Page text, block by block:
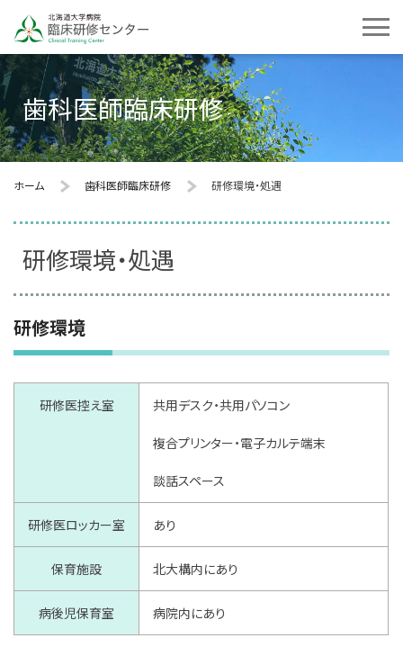
歯科医師臨床研修
ホーム 歯科医師臨床研修 研修環境・処遇
研修環境・処遇
研修環境
研修医控え室 共用デスク・共用パソコン
複合プリンター・電子カルテ端末
談話スペース
研修医ロッカー室 あり
保育施設 北大構内にあり
病後児保育室 病院内にあり